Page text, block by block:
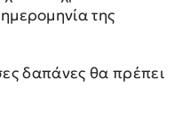
της
δαπάνες θα πρέπει